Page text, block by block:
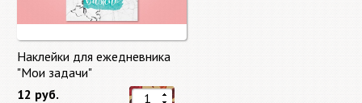
Наклейки для ежедневника
"Мои задачи"
12 руб.